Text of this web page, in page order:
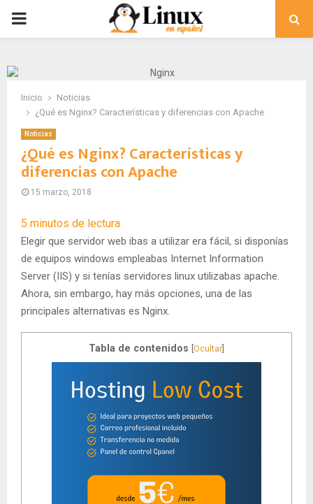
PRIMARY
Inicio
Noticias
¿Qué es Nginx? Características y diferencias con Apache
Noticias
¿Qué es Nginx? Características y
diferencias con Apache
15 marzo, 2018
5 minutos de lectura
Elegir que servidor web ibas a utilizar era fácil, si disponías
de equipos windows empleabas Internet Information
Server (IIS) y si tenías servidores linux utilizabas apache.
Ahora, sin embargo, hay más opciones, una de las
principales alternativas es Nginx.
Tabla de contenidos [Ocultar]